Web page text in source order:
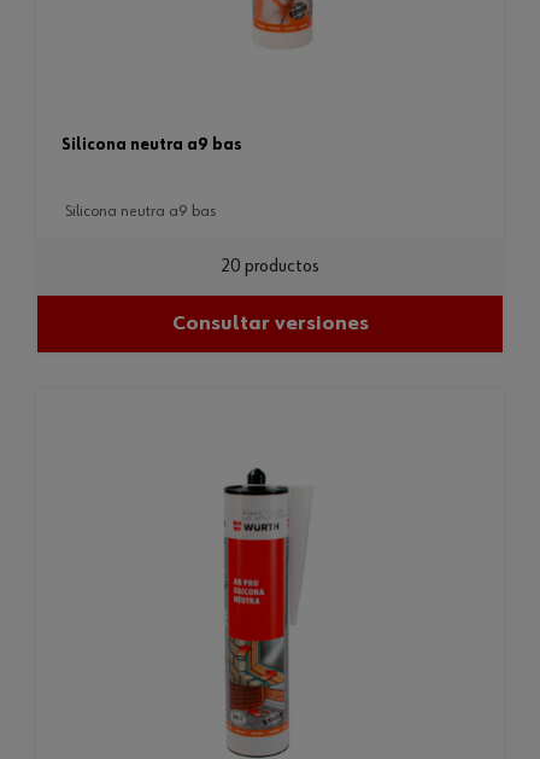
silicona neutra a9 bas
silicona neutra a9 bas
20 productos
Consultar versiones